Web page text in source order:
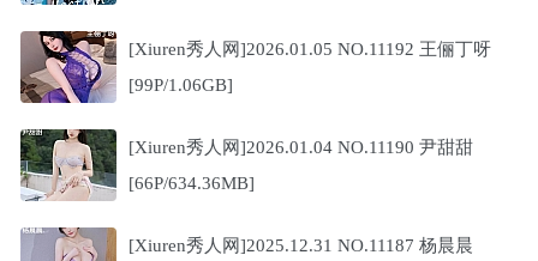
[Xiuren秀人网]2026.01.05 NO.11192 王俪丁呀
[99P/1.06GB]
[Xiuren秀人网]2026.01.04 NO.11190 尹甜甜
[66P/634.36MB]
[Xiuren秀人网]2025.12.31 NO.11187 杨晨晨